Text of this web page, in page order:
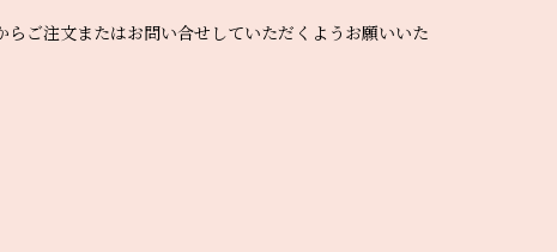
ご注文またはお問い合せしていただくようお願いいた